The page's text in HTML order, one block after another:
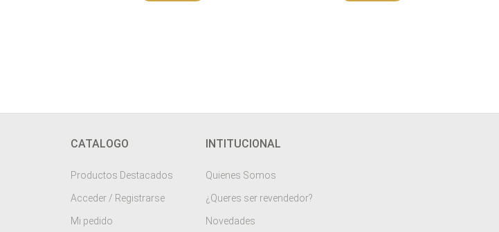
CATALOGO
Productos Destacados
Acceder / Registrarse
Mi pedido
INTITUCIONAL
Quienes Somos
¿Queres ser revendedor?
Novedades